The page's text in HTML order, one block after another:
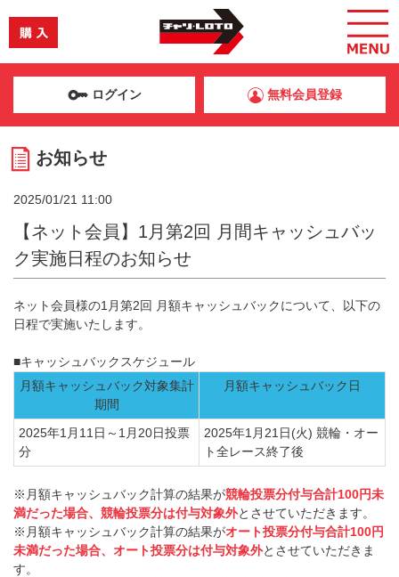
ログイン 無料会員登録
お知らせ
2025/01/21 11:00
【ネット会員】1月第2回 月間キャッシュバッ
ク実施日程のお知らせ
ネット会員様の1月第2回 月額キャッシュバックについて、以下の
日程で実施いたします。
■キャッシュバックスケジュール
月額キャッシュバック対象集計
期間
月額キャッシュバック日
2025年1月11日～1月20日投票
分
2025年1月21日(火) 競輪・オー
ト全レース終了後
※月額キャッシュバック計算の結果が競輪投票分付与合計100円未
満だった場合、競輪投票分は付与対象外とさせていただきます。
※月額キャッシュバック計算の結果がオート投票分付与合計100円
未満だった場合、オート投票分は付与対象外とさせていただきま
す。